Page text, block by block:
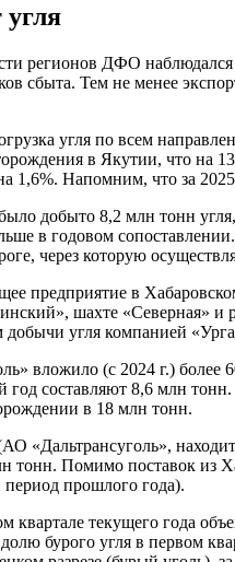
регионов ДФО
сбыта. Тем не менее
угля по всем
в Якутии, что на
1,6%. Напомним, что за
добыто 8,2 млн тонн
в годовом
через которую
предприятие в
шахте
угля компанией
вложило (с 2024 г.) более
составляют 8,6 млн
в 18 млн тонн.
«Дальтрансуголь»,
тонн. Помимо поставок из
прошлого года).
квартале текущего года
бурого угля в первом